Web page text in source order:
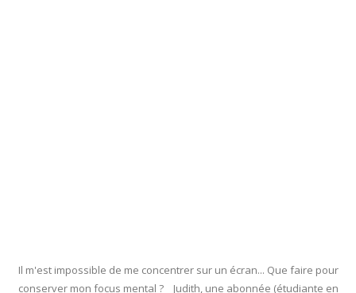
Il m'est impossible de me concentrer sur un écran... Que faire pour
conserver mon focus mental ? Judith, une abonnée (étudiante en